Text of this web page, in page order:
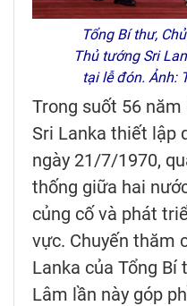
Tổng Bí thư,
Thủ tướng Sri
tại lễ đón. Ảnh:
Trong suốt 56
Sri Lanka thiết lập
ngày 21/7/1970,
thống giữa hai
củng cố và phát
vực. Chuyến thăm
Lanka của Tổng Bí
Lâm lần này góp